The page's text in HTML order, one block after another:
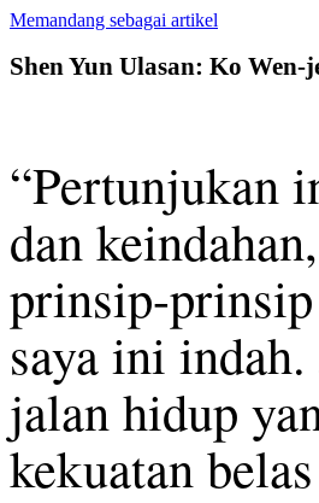
Memandang sebagai artikel
Shen Yun Ulasan: Ko
“Pertunjukan
dan
prinsip-
saya ini
jalan hidup
kekuatan